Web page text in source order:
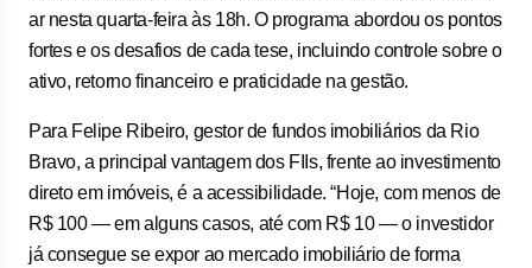
ar nesta quarta-feira às 18h. O programa abordou os pontos
fortes e os desafios de cada tese, incluindo controle sobre o
ativo, retorno financeiro e praticidade na gestão.
Para Felipe Ribeiro, gestor de fundos imobiliários da Rio
Bravo, a principal vantagem dos FIIs, frente ao investimento
direto em imóveis, é a acessibilidade. “Hoje, com menos de
R$ 100 — em alguns casos, até com R$ 10 — o investidor
já consegue se expor ao mercado imobiliário de forma